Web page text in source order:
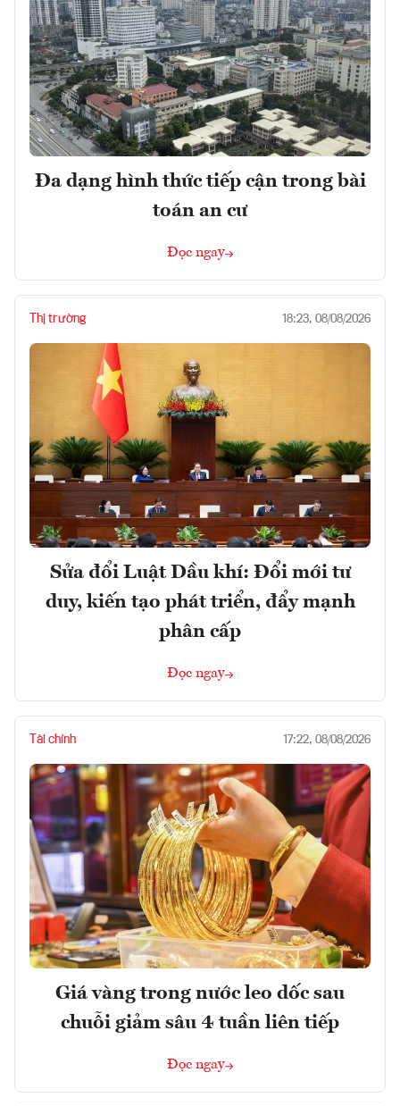
Đa dạng hình thức tiếp cận trong bài
toán an cư
Đọc ngay
Thị trường 18:23, 08/08/2026
Sửa đổi Luật Dầu khí: Đổi mới tư
duy, kiến tạo phát triển, đẩy mạnh
phân cấp
Đọc ngay
Tài chính 17:22, 08/08/2026
Giá vàng trong nước leo dốc sau
chuỗi giảm sâu 4 tuần liên tiếp
Đọc ngay